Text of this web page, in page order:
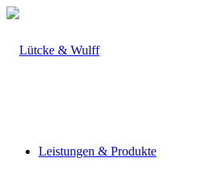
Leistungen & Produkte